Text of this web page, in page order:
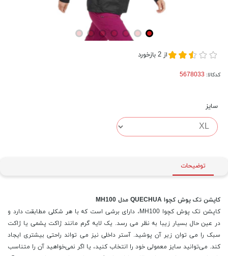
از 2 بازخورد
کدکالا:
سایز
توضیحات
کاپشن تک پوش کچوا QUECHUA مدل MH100
کاپشن تک پوش کچوا MH100، دارای برشی است که با هر شکلی مطابقت دارد و
در عین حال بسیار زیبا به نظر می رسد. یک لایه گرم مانند ژاکت پشمی یا ژاکت
سبک را می توان زیر آن پوشید. آستر داخلی نیز می تواند راحتی بیشتری ایجاد
کند. می‌توانید سایز معمولی خود را انتخاب کنید، یا اگر نمی‌خواهید آن را متناسب